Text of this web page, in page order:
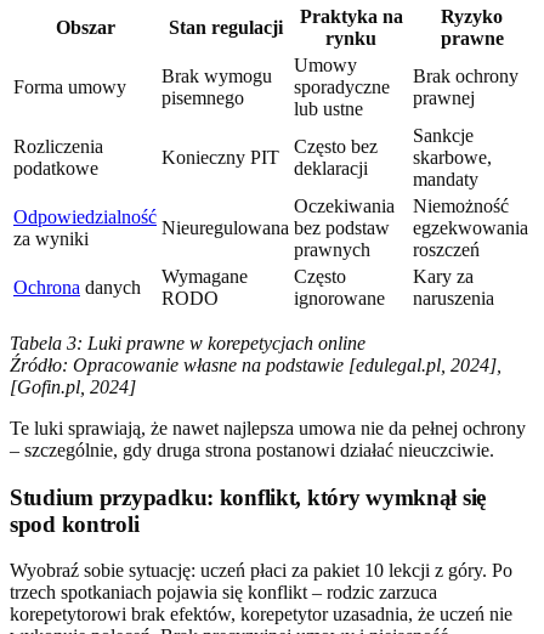
Obszar Stan regulacji
Praktyka na
rynku
Ryzyko
prawne
Forma umowy
Brak wymogu
pisemnego
Umowy
sporadyczne
lub ustne
Brak ochrony
prawnej
Rozliczenia
podatkowe
Konieczny PIT
Często bez
deklaracji
Sankcje
skarbowe,
mandaty
Odpowiedzialność
za wyniki
Nieuregulowana
Oczekiwania
bez podstaw
prawnych
Niemożność
egzekwowania
roszczeń
Ochrona danych
Wymagane
RODO
Często
ignorowane
Kary za
naruszenia
Tabela 3: Luki prawne w korepetycjach online
Źródło: Opracowanie własne na podstawie [edulegal.pl, 2024],
[Gofin.pl, 2024]
Te luki sprawiają, że nawet najlepsza umowa nie da pełnej ochrony
– szczególnie, gdy druga strona postanowi działać nieuczciwie.
Studium przypadku: konflikt, który wymknął się
spod kontroli
Wyobraź sobie sytuację: uczeń płaci za pakiet 10 lekcji z góry. Po
trzech spotkaniach pojawia się konflikt – rodzic zarzuca
korepetytorowi brak efektów, korepetytor uzasadnia, że uczeń nie